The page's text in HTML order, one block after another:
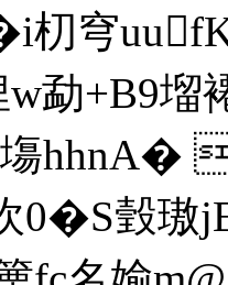
朷穹uu
勐+B9塯
塲
0�S瑴